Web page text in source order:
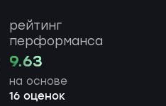
рейтинг
перформанса
9.63
на основе
16 оценок